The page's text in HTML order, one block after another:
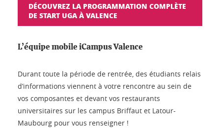
DÉCOUVREZ LA PROGRAMMATION COMPLÈTE
DE START UGA À VALENCE
L’équipe mobile iCampus Valence
Durant toute la période de rentrée, des étudiants relais
d’informations viennent à votre rencontre au sein de
vos composantes et devant vos restaurants
universitaires sur les campus Briffaut et Latour-
Maubourg pour vous renseigner !